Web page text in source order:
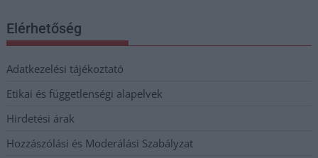
Elérhetőség
Adatkezelési tájékoztató
Etikai és függetlenségi alapelvek
Hirdetési árak
Hozzászólási és Moderálási Szabályzat